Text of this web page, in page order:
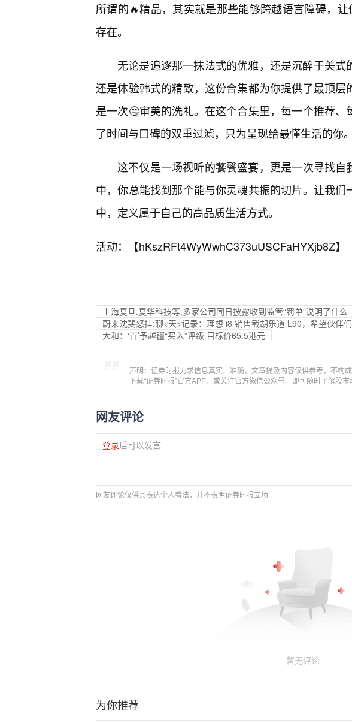
所谓的🔥精品，其实就是那些能够跨越语言障碍，让
存在。
无论是追逐那一抹法式的优雅，还是沉醉于美式
还是体验韩式的精致，这份合集都为你提供了最顶
是一次🤔审美的洗礼。在这个合集里，每一个推荐
了时间与口碑的双重过滤，只为呈现给最懂生活的你。
这不仅是一场视听的饕餮盛宴，更是一次寻找
中，你总能找到那个能与你灵魂共振的切片。让我
中，定义属于自己的高品质生活方式。
活动：【hKszRFt4WyWwhC373uUSCFaHYXjb8Z】
上海复旦.复华科技等,多家公司同日披露收到监管“罚单”说明了什么
蔚来沈斐怒挂:聊<天>记录：理想 i8 销售截胡乐道 L90，希望伙伴
大和：‘首’予越疆“买入”评级 目标价65.5港元
声明：证券时报力求信息真实、准确，文章提及内容仅供参考，不构
下载“证券时报”官方APP，或关注官方微信公众号，即可随时了解股
网友评论
登录后可以发言
网友评论仅供其表达个人看法，并不表明证券时报立场
暂无评论
为你推荐